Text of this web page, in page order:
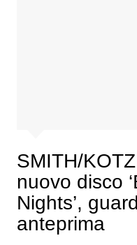
SMITH/
nuovo disco
Nights’,
anteprima